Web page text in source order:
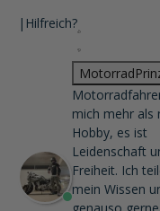
| Hilfreich?
mich mehr als
Hobby, es ist
Leidenschaft
Freiheit. Ich
mein Wissen